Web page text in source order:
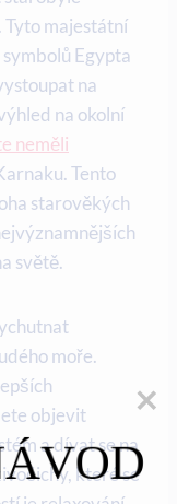
Tyto majestátní
Egypta
na
na okolní
neměli
Tento
starověkých
světě.
moře.
objevit
a dívat se na
které se